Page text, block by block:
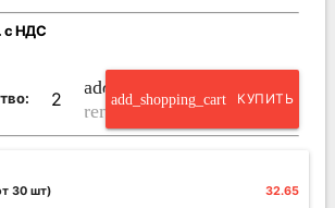
с НДС
add_circle_outline
remove_circle_outline
add_shopping_cart КУПИТЬ
30 шт) 32.65